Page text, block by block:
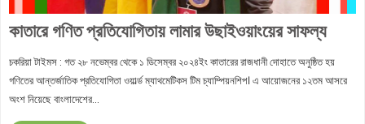
কাতারে গণিত প্রতিযোগিতায় লামার উছাইওয়াংয়ের সাফল্য
চকরিয়া টাইমস : গত ২৮ নভেম্বর থেকে ১ ডিসেম্বর ২০২৪ইং কাতারের রাজধানী দোহাতে অনুষ্ঠিত হয়
গণিতের আন্তর্জাতিক প্রতিযোগিতা ওয়ার্ল্ড ম্যাথমেটিকস টিম চ্যাম্পিয়নশিপ। এ আয়োজনের ১২তম আসরে
অংশ নিয়েছে বাংলাদেশের...